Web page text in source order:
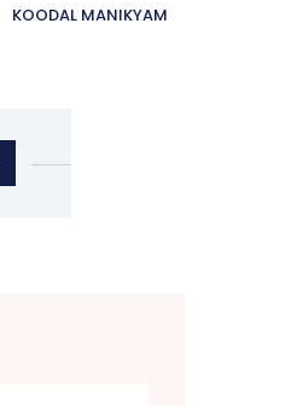
KOODAL MANIKYAM